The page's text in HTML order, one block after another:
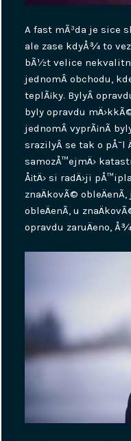
A fast mÃ³da je sice
ale zase kdyÅ¾ to
bÃ½t velice
jednomÂ obchodu,
teplÃ¡ky. BylyÂ
byly opravdu
jednomÂ vyprÃ¡nÃ­
srazilyÂ se tak o
samozÅ™ejmÄ›
Å¡tÄ› si radÄ›ji
znaÄkovÃ©
obleÄenÃ­, u
opravdu zaruÄeno,